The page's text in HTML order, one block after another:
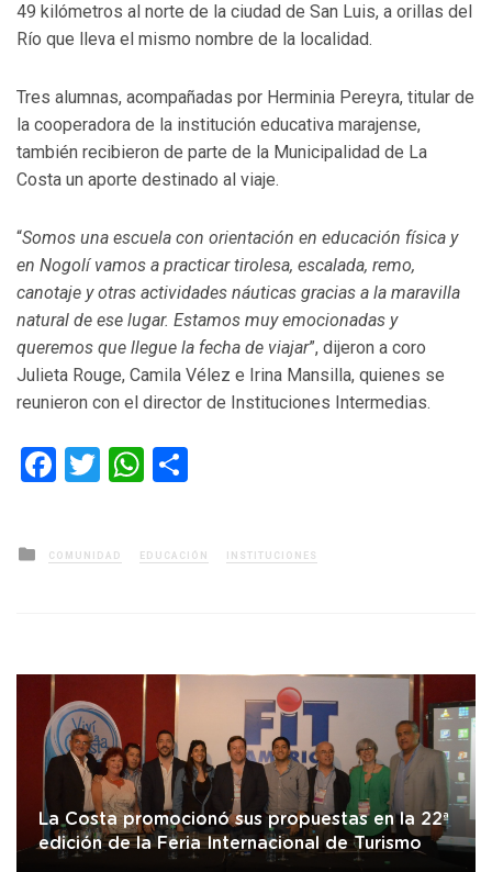
49 kilómetros al norte de la ciudad de San Luis, a orillas del
Río que lleva el mismo nombre de la localidad.
Tres alumnas, acompañadas por Herminia Pereyra, titular de
la cooperadora de la institución educativa marajense,
también recibieron de parte de la Municipalidad de La
Costa un aporte destinado al viaje.
“Somos una escuela con orientación en educación física y
en Nogolí vamos a practicar tirolesa, escalada, remo,
canotaje y otras actividades náuticas gracias a la maravilla
natural de ese lugar. Estamos muy emocionadas y
queremos que llegue la fecha de viajar”, dijeron a coro
Julieta Rouge, Camila Vélez e Irina Mansilla, quienes se
reunieron con el director de Instituciones Intermedias.
Facebook
TwitterWhatsApp
Posted
in
COMUNIDAD EDUCACIÓN INSTITUCIONES
La Costa promocionó sus propuestas en la 22ª
edición de la Feria Internacional de Turismo